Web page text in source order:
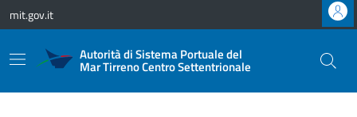
Vai ai contenuti
Vai al footer
mit.gov.it
Autorità di Sistema Portuale del
Mar Tirreno Centro Settentrionale